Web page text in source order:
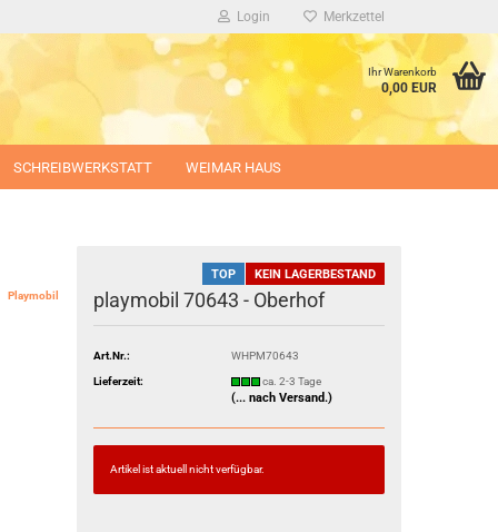
Login Merkzettel
Ihr Warenkorb
0,00 EUR
SCHREIBWERKSTATT WEIMAR HAUS
Playmobil
TOP KEIN LAGERBESTAND
playmobil 70643 - Oberhof
Art.Nr.: WHPM70643
Lieferzeit: ca. 2-3 Tage
(... nach Versand.)
Artikel ist aktuell nicht verfügbar.